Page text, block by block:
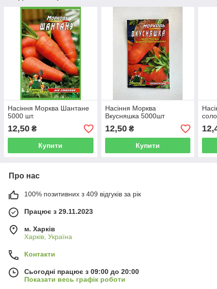
Насіння Морква Шантане
5000 шт.
12,50 ₴
Купити
Насіння Морква
Вкусняшка 5000шт
12,50₴
Купити
Про нас
100% позитивних з 409 відгуків за рік
Працює з 29.11.2023
м. Харків
Харків, Україна
Контакти
Сьогодні працює з 09:00 до 20:00
Показати весь графік роботи